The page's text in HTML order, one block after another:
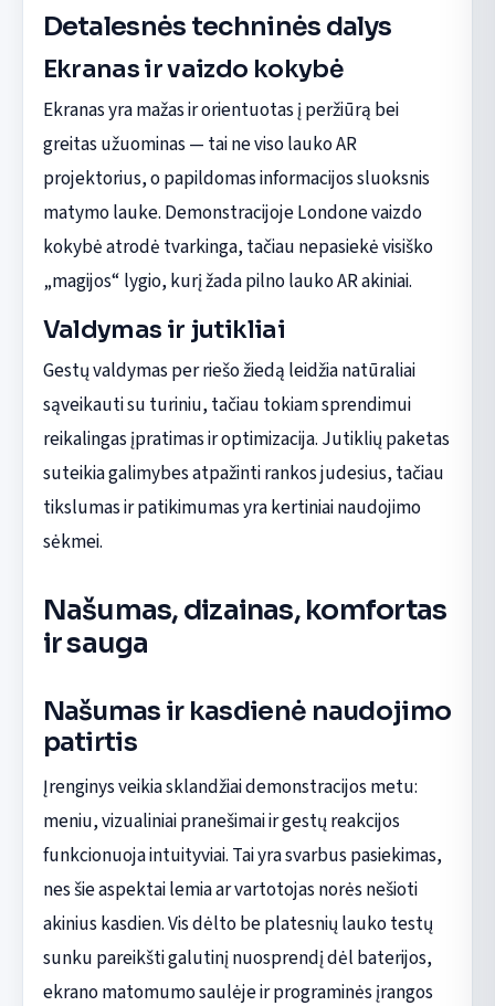
Detalesnės techninės dalys
Ekranas ir vaizdo kokybė
Ekranas yra mažas ir orientuotas į peržiūrą bei
greitas užuominas — tai ne viso lauko AR
projektorius, o papildomas informacijos sluoksnis
matymo lauke. Demonstracijoje Londone vaizdo
kokybė atrodė tvarkinga, tačiau nepasiekė visiško
„magijos“ lygio, kurį žada pilno lauko AR akiniai.
Valdymas ir jutikliai
Gestų valdymas per riešo žiedą leidžia natūraliai
sąveikauti su turiniu, tačiau tokiam sprendimui
reikalingas įpratimas ir optimizacija. Jutiklių paketas
suteikia galimybes atpažinti rankos judesius, tačiau
tikslumas ir patikimumas yra kertiniai naudojimo
sėkmei.
Našumas, dizainas, komfortas
ir sauga
Našumas ir kasdienė naudojimo
patirtis
Įrenginys veikia sklandžiai demonstracijos metu:
meniu, vizualiniai pranešimai ir gestų reakcijos
funkcionuoja intuityviai. Tai yra svarbus pasiekimas,
nes šie aspektai lemia ar vartotojas norės nešioti
akinius kasdien. Vis dėlto be platesnių lauko testų
sunku pareikšti galutinį nuosprendį dėl baterijos,
ekrano matomumo saulėje ir programinės įrangos